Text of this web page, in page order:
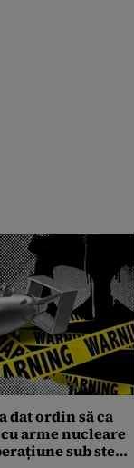
dat ordin să ca
arme nucleare
sub steag